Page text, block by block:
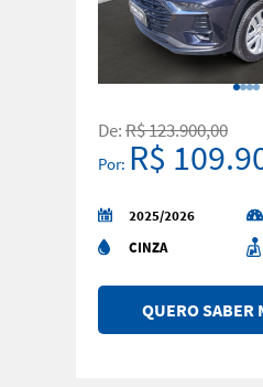
De:R$ 123.900,00
Por: R$
2025/2026
CINZA
QUERO SABER